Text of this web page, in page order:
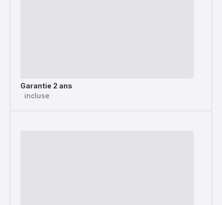
Garantie 2 ans
incluse